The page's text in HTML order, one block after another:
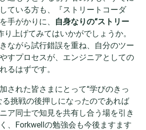
ている方も、『ストリートコーダ
手がかりに、
自身なりの“ストリー
り上げてみてはいかがでしょうか。
ながら試行錯誤を重ね、自分のツー
すプロセスが、エンジニアとしての
るはずです。
された皆さまにとって“学びのきっ
る挑戦の後押しになったのであれば
ア同士で知見を共有し合う場を引き
、Forkwellの勉強会も今後ますます